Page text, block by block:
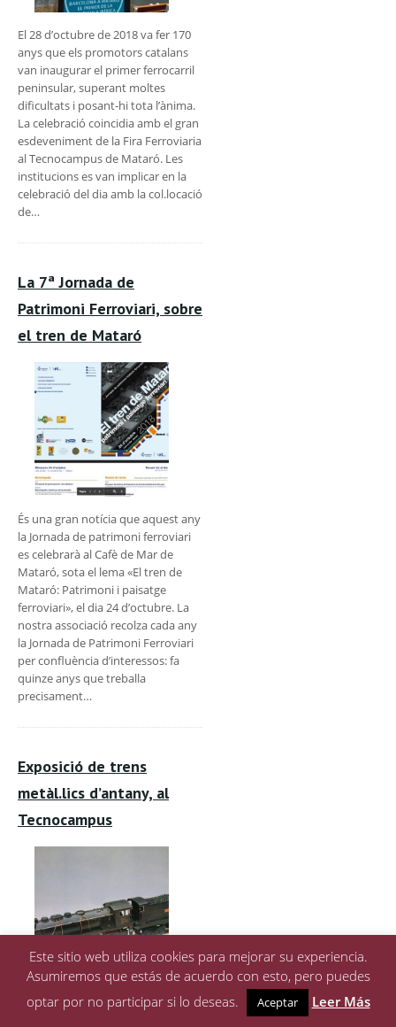
El 28 d’octubre de 2018 va fer 170
anys que els promotors catalans
van inaugurar el primer ferrocarril
peninsular, superant moltes
dificultats i posant-hi tota l’ànima.
La celebració coincidia amb el gran
esdeveniment de la Fira Ferroviaria
al Tecnocampus de Mataró. Les
institucions es van implicar en la
celebració del dia amb la col.locació
de…
La 7ª Jornada de
Patrimoni Ferroviari, sobre
el tren de Mataró
És una gran notícia que aquest any
la Jornada de patrimoni ferroviari
es celebrarà al Cafè de Mar de
Mataró, sota el lema «El tren de
Mataró: Patrimoni i paisatge
ferroviari», el dia 24 d’octubre. La
nostra associació recolza cada any
la Jornada de Patrimoni Ferroviari
per confluència d’interessos: fa
quinze anys que treballa
precisament…
Exposició de trens
metàl.lics d’antany, al
Tecnocampus
El tren es cultura, a gran i petita
Este sitio web utiliza cookies para mejorar su experiencia.
Asumiremos que estás de acuerdo con esto, pero puedes
optar por no participar si lo deseas.
Aceptar Leer Más